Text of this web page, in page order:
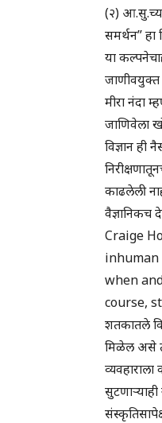
(२) आ.सु.च्या
समर्थन”
या
मीरा नंदा
जाणिवेला
विज्ञान ही
काढलेली
वैज्ञानिकच
Craige
inhuman
when
course,
शतकातले
मिळेल असे